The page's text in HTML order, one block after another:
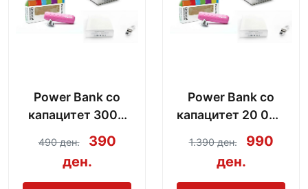
Power Bank со
капацитет 3000
mAh + кабел за
полнење
490 ден.
390
ден.
Power Bank со
капацитет 20 000
mAh + кабел за
полнење
1.390 ден.
990
ден.